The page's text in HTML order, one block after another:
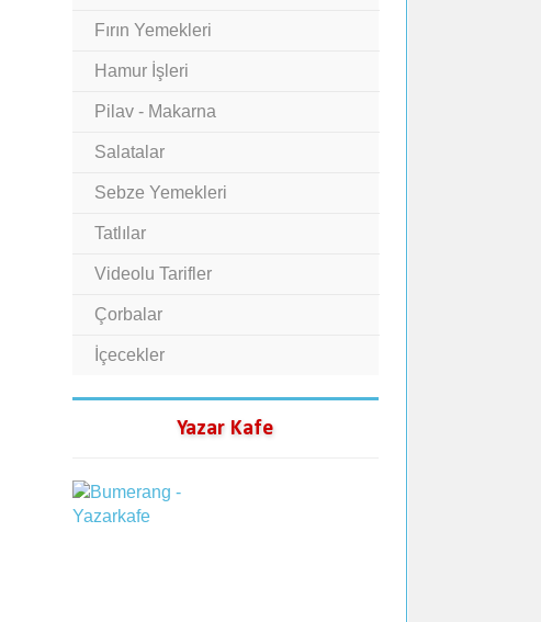
Fırın Yemekleri
Hamur İşleri
Pilav - Makarna
Salatalar
Sebze Yemekleri
Tatlılar
Videolu Tarifler
Çorbalar
İçecekler
Yazar Kafe